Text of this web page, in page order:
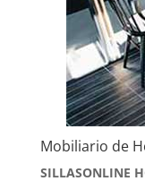
Mobiliario de
SILLASONLINE